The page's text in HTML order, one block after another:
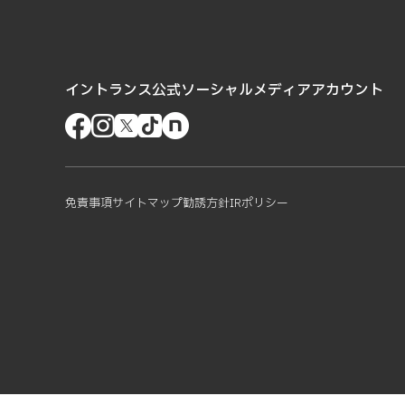
イントランス公式ソーシャルメディアアカウント
免責事項サイトマップ勧誘方針IRポリシー